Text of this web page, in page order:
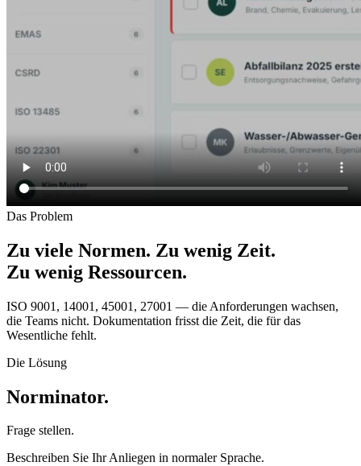
Das Problem
Zu viele Normen. Zu wenig Zeit.
Zu wenig Ressourcen.
ISO 9001, 14001, 45001, 27001 — die Anforderungen wachsen,
die Teams nicht. Dokumentation frisst die Zeit, die für das
Wesentliche fehlt.
Die Lösung
Norminator.
Frage stellen.
Beschreiben Sie Ihr Anliegen in normaler Sprache.